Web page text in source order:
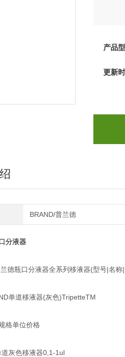
产品型号
更新时间
BRAND/普兰德
分液器
瓶口分液器全系列移液器(型号|名称|规格|
单道移液器(灰色)TripetteTM
格单位价格
灰色移液器0,1-1ul